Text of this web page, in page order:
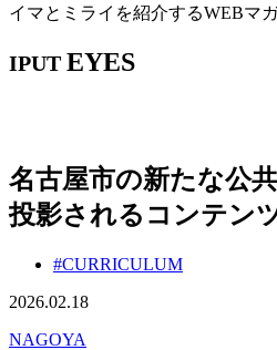
イマとミライを紹介するWEBマ
IPUT EYES
名古屋市の新たな公
投影されるコンテン
#CURRICULUM
2026.02.18
NAGOYA